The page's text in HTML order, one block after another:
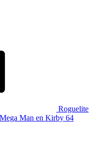
Roguelite
Man en Kirby 64